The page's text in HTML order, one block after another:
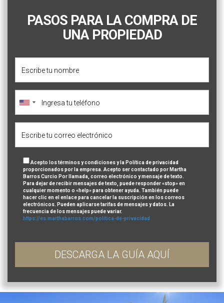
PASOS PARA LA COMPRA DE
UNA PROPIEDAD
Acepto los términos y condiciones y la Política de privacidad
proporcionados por la empresa. Acepto ser contactado por Martha
Barros Curcio Por llamada, correo electrónico y mensaje de texto.
Para dejar de recibir mensajes de texto, puede responder «stop» en
cualquier momento o «help» para obtener ayuda. También puede
hacer clic en el enlace para cancelar la suscripción en los correos
electrónicos. Pueden aplicarse tarifas de mensajes y datos. La
frecuencia de los mensajes puede variar.
https://es.marthabarros.com/politica-de-privacidad
DESCARGA LA GUÍA AQUÍ